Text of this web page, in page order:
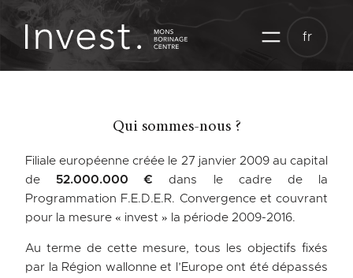
Aller
contenu
fr
Qui sommes-nous ?
Filiale européenne créée le 27 janvier 2009 au capital
de52.000.000 € dans le cadre de la
Programmation F.E.D.E.R. Convergence et couvrant
pour la mesure « invest » la période 2009-2016.
Au terme de cette mesure, tous les objectifs fixés
par la Région wallonne et l’Europe ont été dépassés